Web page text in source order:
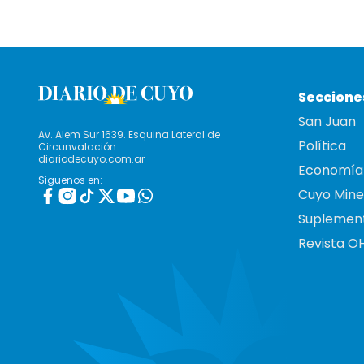
Av. Alem Sur 1639. Esquina Lateral de
Circunvalación
diariodecuyo.com.ar
Siguenos en:
San Juan
Política
Economía
Cuyo
Revista